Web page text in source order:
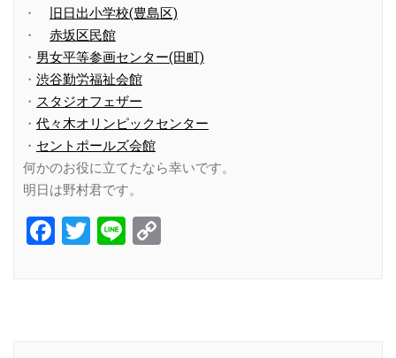
・
旧日出小学校(豊島区)
・ 赤坂区民館
・ 男女平等参画センター(田町)
・ 渋谷勤労福祉会館
・ スタジオフェザー
・ 代々木オリンピックセンター
・ セントポールズ会館
何かのお役に立てたなら幸いです。
明日は野村君です。
Facebook
Twitter
Line